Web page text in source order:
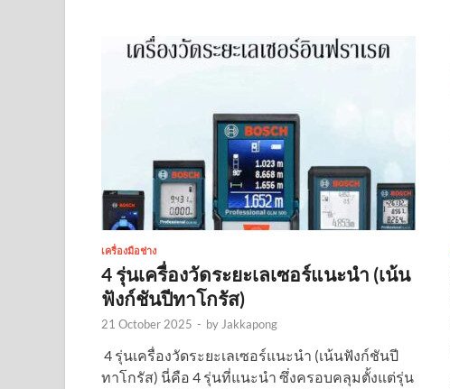
เครื่องมือช่าง
4 รุ่นเครื่องวัดระยะเลเซอร์แนะนำ (เน้น
ฟังก์ชันปีทาโกรัส)
21 October 2025 - by Jakkapong
️ 4 รุ่นเครื่องวัดระยะเลเซอร์แนะนำ (เน้นฟังก์ชันปี
ทาโกรัส) นี่คือ 4 รุ่นที่แนะนำ ซึ่งครอบคลุมตั้งแต่รุ่น